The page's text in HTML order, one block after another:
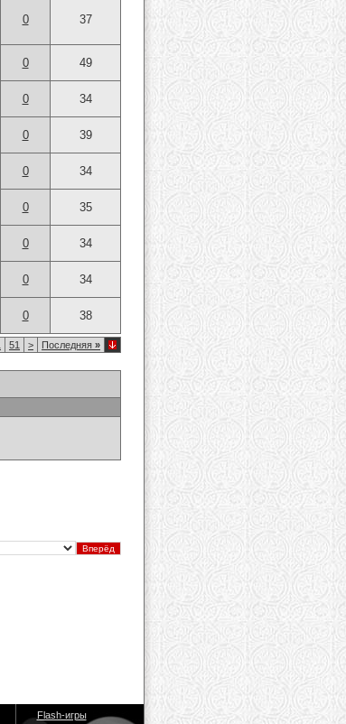
0 37
0 49
0 34
0 39
0 34
0 35
0 34
0 34
0 38
51 > Последняя »
Flash-игры